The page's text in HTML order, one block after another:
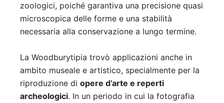
zoologici, poiché garantiva una precisione quasi
microscopica delle forme e una stabilità
necessaria alla conservazione a lungo termine.
La Woodburytipia trovò applicazioni anche in
ambito museale e artistico, specialmente per la
riproduzione di opere d’arte e reperti
archeologici. In un periodo in cui la fotografia